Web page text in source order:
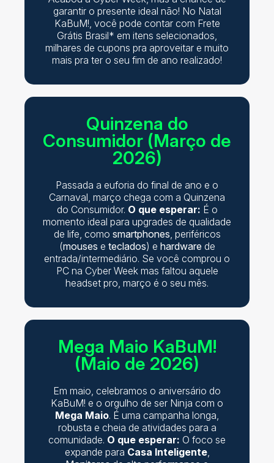
garantir o presente ideal não! No Natal
KaBuM!, você pode contar com Frete
Grátis Brasil* em itens selecionados,
milhares de cupons pra aproveitar e muito
mais pra ter o seu fim de ano realizado!
Quinzena do
Consumidor (Março de
2026)
Passada a euforia do final de ano e o
Carnaval, março chega com a Quinzena
do Consumidor. O que esperar: É o
momento ideal para upgrades de qualidade
de life, como smartphones , periféricos
(mouses e teclados) e hardware de
entrada/intermediário. Se você comprou o
PC na Cyber Week mas faltou aquele
headset pro, março é o seu mês.
Mega Maio KaBuM!
(Maio de 2026)
Em maio, celebramos o aniversário do
KaBuM! e o orgulho de ser Ninja com o
Mega Maio. É uma campanha longa,
robusta e cheia de atividades para a
comunidade. O que esperar: O foco se
expande para Casa Inteligente,